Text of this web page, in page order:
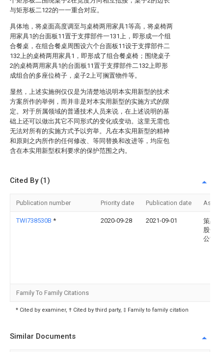
与矩形板二122的一一重合对应。
具体地，将桌面高度调至与桌椅两用家具1等高，将桌椅两
用家具1的台面板11置于支撑部件一131上，即形成一个组
合餐桌，在组合餐桌周围设六个台面板11设于支撑部件二
132上的桌椅两用家具1，即形成了组合餐桌椅；围绕桌子
2的桌椅两用家具1的台面板11置于支撑部件二132上即形
成组合的多座位椅子，桌子2上可搁置物件等。
显然，上述实施例仅仅是为清楚地说明本实用新型的技术
方案所作的举例，而并非是对本实用新型的实施方式的限
定。对于所属领域的普通技术人员来说，在上述说明的基
础上还可以做出其它不同形式的变化或变动。这里无需也
无法对所有的实施方式予以穷举。凡在本实用新型的精神
和原则之内所作的任何修改、等同替换和改进等，均应包
含在本实用新型权利要求的保护范围之内。
Cited By (1)
Publication number Priority date Publication date
TWI738530B * 2020-09-28 2021-09-01
策品
股份
公司
Family To Family Citations
* Cited by examiner, † Cited by third party, ‡ Family to family citation
Similar Documents